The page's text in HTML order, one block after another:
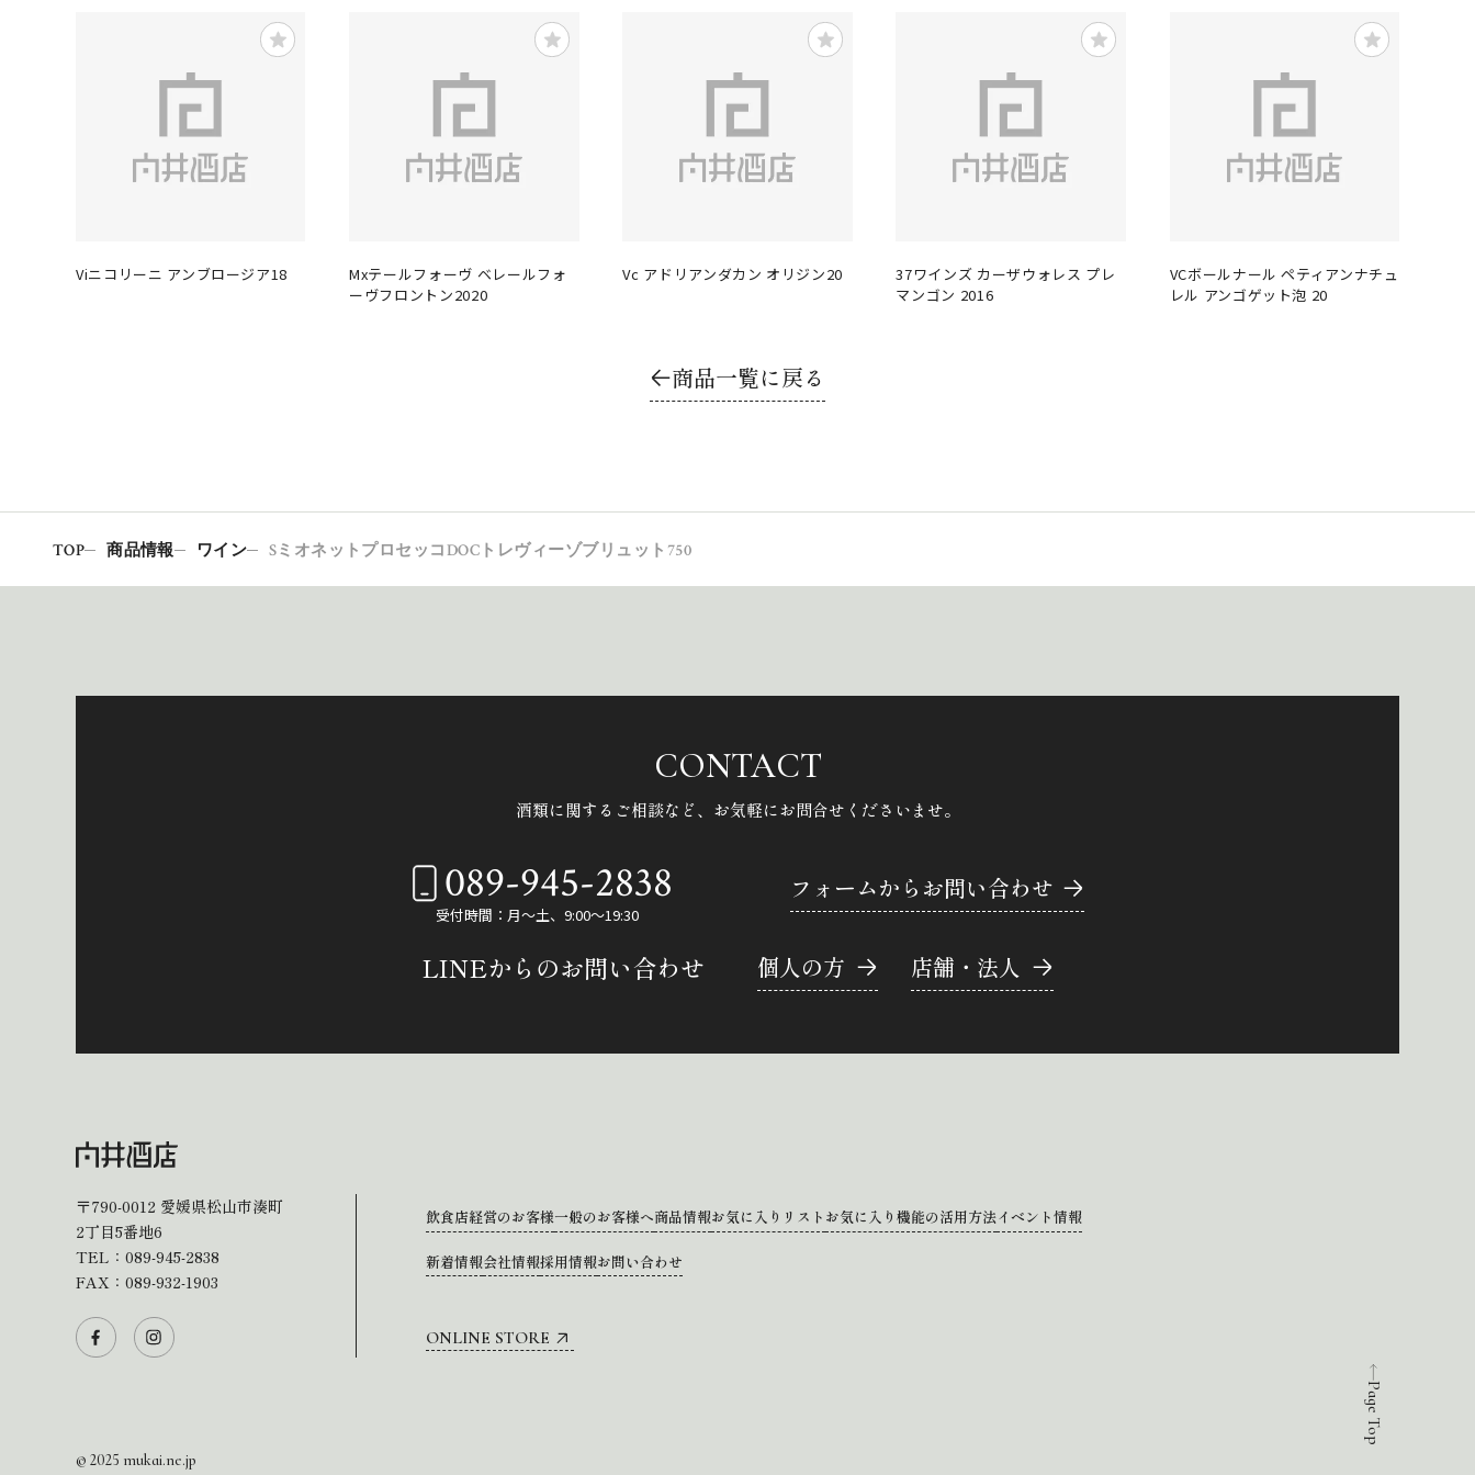
Viニコリーニ アンブロージア18
Mxテールフォーヴ ベレールフォ
ーヴフロントン2020
Vc アドリアンダカン オリジン20
37ワインズ カーザウォレス プレ
マンゴン 2016
VCボールナール ペティアンナチュ
レル アンゴゲット泡 20
商品一覧に戻る
TOP 商品情報 ワイン SミオネットプロセッコDOCトレヴィーゾブリュット750
Page Top
CONTACT
酒類に関するご相談など、 お気軽にお問合せくださいませ。
089-945-2838
受付時間：月～土、9:00～19:30
フォームからお問い合わせ
LINEからのお問い合わせ 個人の方 店舗・法人
〒790-0012 愛媛県松山市湊町
2丁目5番地6
TEL： 089-945-2838
FAX：089-932-1903
飲食店経営のお客様一般のお客様へ商品情報お気に入りリスト お気に入り機能の活用方法イベント情報
新着情報会社情報採用情報お問い合わせ
ONLINE STORE
© 2025 mukai.ne.jp